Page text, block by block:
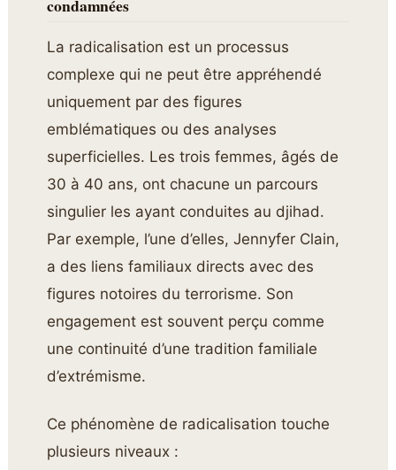
condamnées
La radicalisation est un processus
complexe qui ne peut être appréhendé
uniquement par des figures
emblématiques ou des analyses
superficielles. Les trois femmes, âgés de
30 à 40 ans, ont chacune un parcours
singulier les ayant conduites au djihad.
Par exemple, l’une d’elles, Jennyfer Clain,
a des liens familiaux directs avec des
figures notoires du terrorisme. Son
engagement est souvent perçu comme
une continuité d’une tradition familiale
d’extrémisme.
Ce phénomène de radicalisation touche
plusieurs niveaux :